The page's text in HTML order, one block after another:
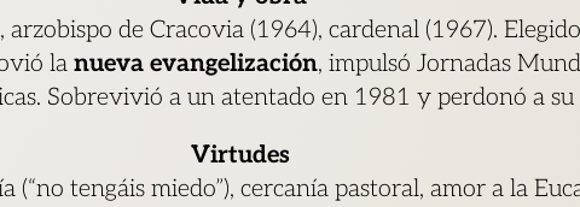
arzobispo de Cracovia (1964), cardenal (1967).
la nueva evangelización, impulsó Jornadas
Sobrevivió a un atentado en 1981 y perdonó a su
Virtudes
(“no tengáis miedo”), cercanía pastoral, amor a la